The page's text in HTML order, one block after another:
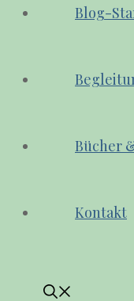
Blog-
Bücher
Kontakt